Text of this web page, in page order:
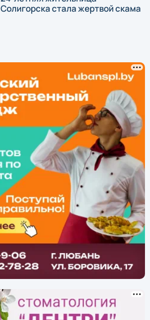
Солигорска стала жертвой скама